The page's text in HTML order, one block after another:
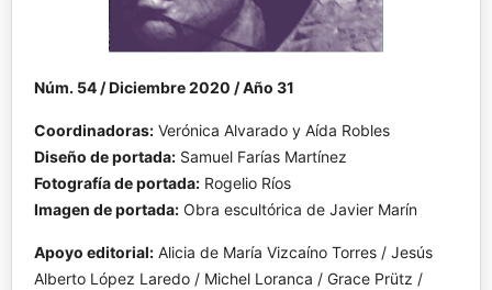
Núm. 54 / Diciembre 2020 / Año 31
Coordinadoras:Verónica Alvarado y Aída Robles
Diseño de portada:Samuel Farías Martínez
Fotografía de portada:Rogelio Ríos
Imagen de portada:Obra escultórica de Javier Marín
Apoyo editorial:Alicia de María Vizcaíno Torres / Jesús
Alberto López Laredo / Michel Loranca / Grace Prütz /